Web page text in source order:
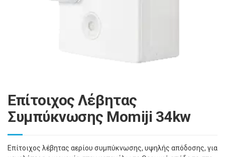
Επίτοιχος Λέβητας
Συμπύκνωσης Momiji 34kw
Επίτοιχος λέβητας αερίου συμπύκνωσης, υψηλής απόδοσης, για